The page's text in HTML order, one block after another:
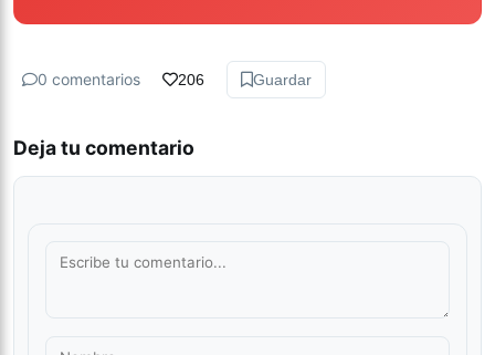
0 comentarios 206 Guardar
Deja tu comentario